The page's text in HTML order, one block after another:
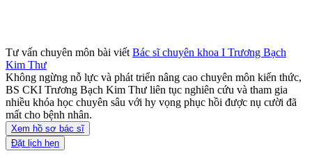
Tư vấn chuyên môn bài viết Bác sĩ chuyên khoa I Trương Bạch
Kim Thư
Không ngừng nỗ lực và phát triển nâng cao chuyên môn kiến thức,
BS CKI Trương Bạch Kim Thư liên tục nghiên cứu và tham gia
nhiều khóa học chuyên sâu với hy vọng phục hồi được nụ cười đã
mất cho bệnh nhân.
Xem hồ sơ bác sĩ
Đặt lịch hẹn